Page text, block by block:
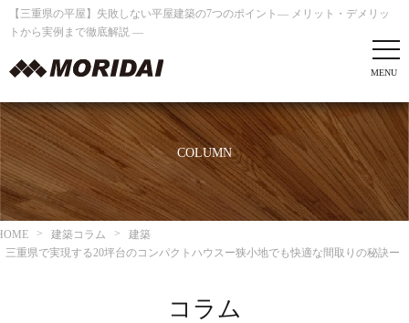
【三重県の平屋】失敗しない平屋建築の7つのポイント― メリット・デメリッ
トから実例まで徹底解説 ―
COLUMN
建築コラム
建築
三重県で実現する20坪台のコンパクトハウスー狭小地でも快適な間取りの秘訣ー
コラム